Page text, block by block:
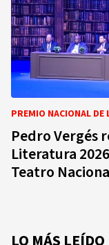
PREMIO NACIONAL
Pedro Vergés
Literatura
Teatro